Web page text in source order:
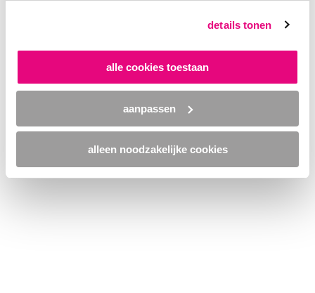
details tonen
alle cookies toestaan
aanpassen
alleen noodzakelijke cookies